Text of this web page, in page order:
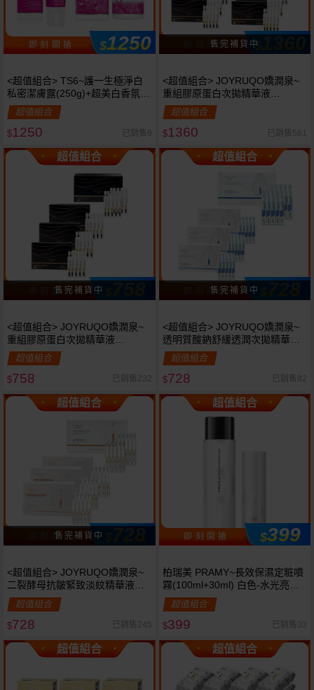
即 刻 開 搶 $1250
<超值組合> TS6~護一生極淨白
私密潔膚露(250g)+超美白香氛誘
霜(120g) 組合款
超值組合
$1250 已銷售9
即 刻 開 搶 $
<超值組合> JOYRUQO嬌潤泉~
重組膠原蛋白次拋精華液
(1.5ml*30支入)大盒裝*2+
(1.5ml*5支入)小盒裝*6 組合款
超值組合
$1360 已銷售561
超值組合
即 刻 開 搶
<超值組合> JOYRUQO嬌潤泉~
重組膠原蛋白次拋精華液
(1.5ml*30支入)大盒裝+(1.5ml*5
支入)小盒裝*3 組合款
超值組合
$758 已銷售232
超值組合
即 刻 開 搶
<超值組合> JOYRUQO嬌潤泉~
透明質酸鈉舒緩透潤次拋精華液
(1.5ml*30支入)大盒裝+(1.5ml*5
支入)小盒裝*3 組合款
超值組合
$728 已銷售82
超值組合
即 刻 開 搶
<超值組合> JOYRUQO嬌潤泉~
二裂酵母抗皺緊致淡紋精華液
(1.5ml*30支入)大盒裝+(1.5ml*5
支入)小盒裝*3 組合款
超值組合
$728 已銷售245
超值組合
即 刻 開 搶 $399
柏瑞美 PRAMY~長效保濕定粧噴
霧(100ml+30ml) 白色-水光亮面
組合款《官方正品》
超值組合
$399 已銷售33
超值組合 超值組合